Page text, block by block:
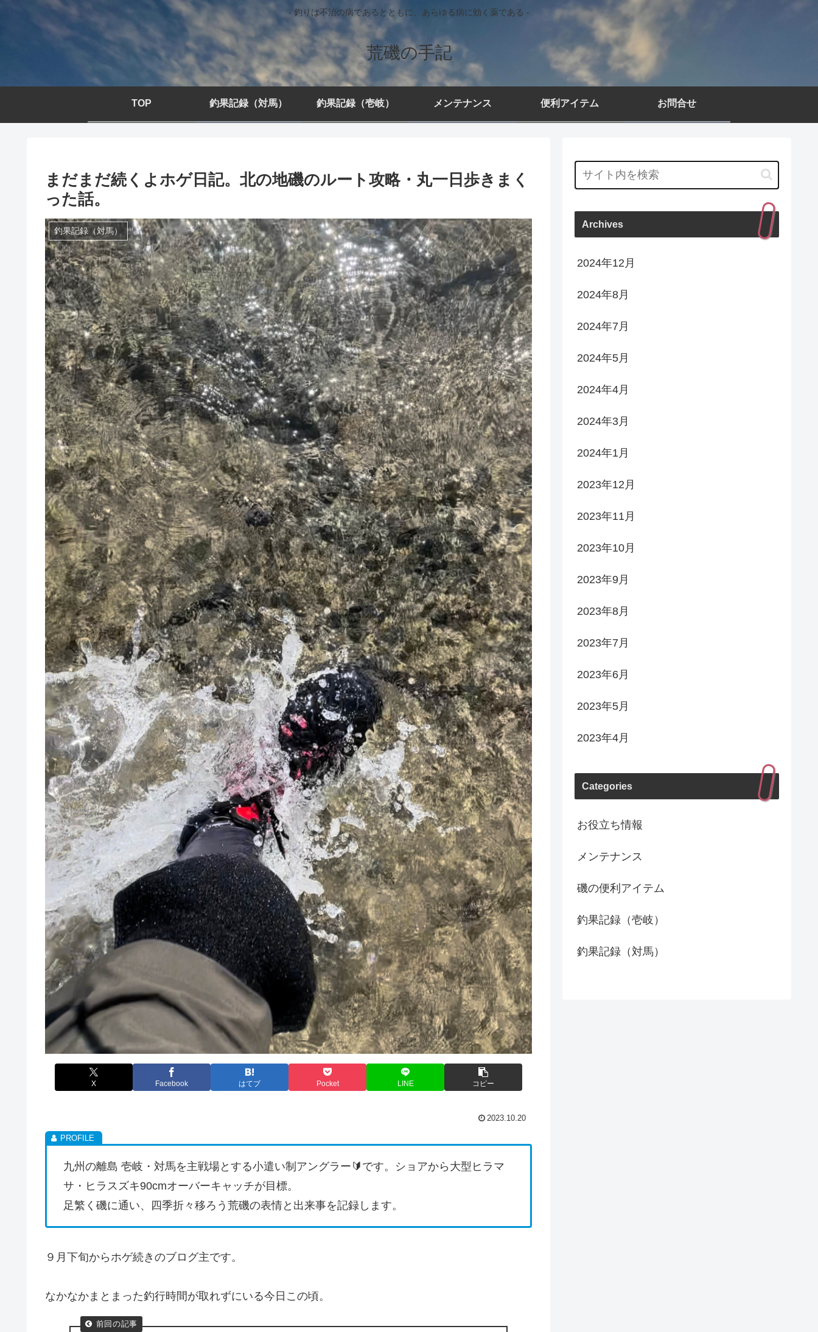
- 釣りは不治の病であるとともに、あらゆる病に効く薬である -
荒磯の手記
TOP 釣果記録（対馬） 釣果記録（壱岐） メンテナンス 便利アイテム お問合せ
まだまだ続くよホゲ日記。北の地磯のルート攻略・丸一日歩きまく
った話。
釣果記録（対馬）
X Facebook はてブ Pocket LINE コピー
2023.10.20
九州の離島 壱岐・対馬を主戦場とする小遣い制アングラー🔰です。ショアから大型ヒラマ
サ・ヒラスズキ90cmオーバーキャッチが目標。
足繁く磯に通い、四季折々移ろう荒磯の表情と出来事を記録します。
９月下旬からホゲ続きのブログ主です。
なかなかまとまった釣行時間が取れずにいる今日この頃。
Archives
2024年12月
2024年8月
2024年7月
2024年5月
2024年4月
2024年3月
2024年1月
2023年12月
2023年11月
2023年10月
2023年9月
2023年8月
2023年7月
2023年6月
2023年5月
2023年4月
Categories
お役立ち情報
メンテナンス
磯の便利アイテム
釣果記録（壱岐）
釣果記録（対馬）